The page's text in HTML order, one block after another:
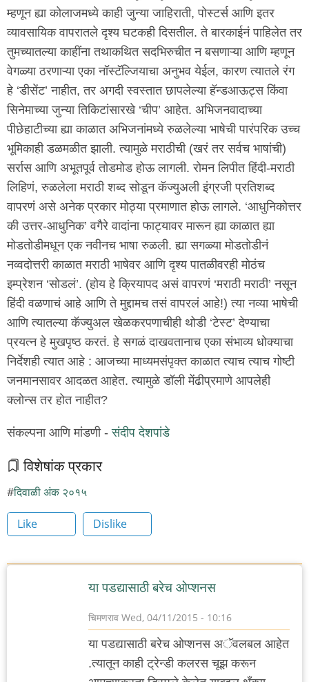
म्हणून ह्या कोलाजमध्ये काही जुन्या जाहिराती, पोस्टर्स आणि इतर
व्यावसायिक वापरातले दृश्य घटकही दिसतील. ते बारकाईनं पाहिलेत तर
तुमच्यातल्या काहींना तथाकथित सदभिरुचीत न बसणाऱ्या आणि म्हणून
वेगळ्या ठरणाऱ्या एका नॉस्टॅल्जियाचा अनुभव येईल, कारण त्यातले रंग
हे ‘डीसेंट’ नाहीत, तर अगदी स्वस्तात छापलेल्या हॅन्डआऊट्स किंवा
सिनेमाच्या जुन्या तिकिटांसारखे ‘चीप’ आहेत. अभिजनवादाच्या
पीछेहाटीच्या ह्या काळात अभिजनांमध्ये रुळलेल्या भाषेची पारंपरिक उच्च
भूमिकाही डळमळीत झाली. त्यामुळे मराठीची (खरं तर सर्वच भाषांची)
सर्रास आणि अभूतपूर्व तोडमोड होऊ लागली. रोमन लिपीत हिंदी-मराठी
लिहिणं, रुळलेला मराठी शब्द सोडून कॅज्युअली इंग्रजी प्रतिशब्द
वापरणं असे अनेक प्रकार मोठ्या प्रमाणात होऊ लागले. ‘आधुनिकोत्तर
की उत्तर-आधुनिक’ वगैरे वादांना फाट्यावर मारून ह्या काळात ह्या
मोडतोडीमधून एक नवीनच भाषा रुळली. ह्या सगळ्या मोडतोडीनं
नव्वदोत्तरी काळात मराठी भाषेवर आणि दृश्य पातळीवरही मोठंच
इम्प्रेशन ‘सोडलं’. (होय हे क्रियापद असं वापरणं ‘मराठी मराठी’ नसून
हिंदी वळणाचं आहे आणि ते मुद्दामच तसं वापरलं आहे!) त्या नव्या भाषेची
आणि त्यातल्या कॅज्युअल खेळकरपणाचीही थोडी ‘टेस्ट’ देण्याचा
प्रयत्न हे मुखपृष्ठ करतं. हे सगळं दाखवतानाच एका संभाव्य धोक्याचा
निर्देशही त्यात आहे : आजच्या माध्यमसंपृक्त काळात त्याच त्याच गोष्टी
जनमानसावर आदळत आहेत. त्यामुळे डॉली मेंढीप्रमाणे आपलेही
क्लोन्स तर होत नाहीत?
संकल्पना आणि मांडणी -संदीप देशपांडे
विशेषांक प्रकार
दिवाळी अंक २०१५
Like Dislike
या पडद्यासाठी बरेच ओप्शनस
चिमणराव Wed, 04/11/2015 - 10:16
या पडद्यासाठी बरेच ओप्शनस अॅवलबल आहेत
.त्यातून काही ट्रेन्डी कलरस चूझ करून